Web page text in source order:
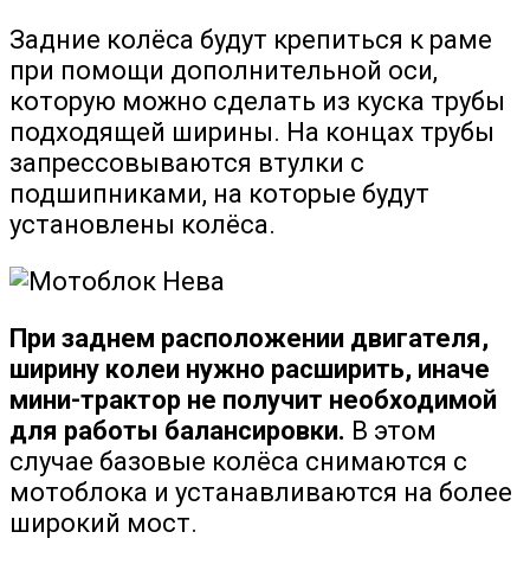
Задние колёса будут крепиться к раме
при помощи дополнительной оси,
которую можно сделать из куска трубы
подходящей ширины. На концах трубы
запрессовываются втулки с
подшипниками, на которые будут
установлены колёса.
При заднем расположении двигателя,
ширину колеи нужно расширить, иначе
мини-трактор не получит необходимой
для работы балансировки. В этом
случае базовые колёса снимаются с
мотоблока и устанавливаются на более
широкий мост.